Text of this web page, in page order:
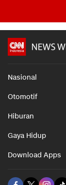
Nasional
Otomotif
Hiburan
Gaya Hidup
Download Apps